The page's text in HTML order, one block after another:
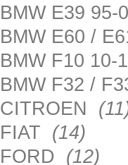
BMW E39 95-
BMW E60 /
BMW F10 10-
BMW F32 /
CITROEN
FIAT (14)
FORD (12)